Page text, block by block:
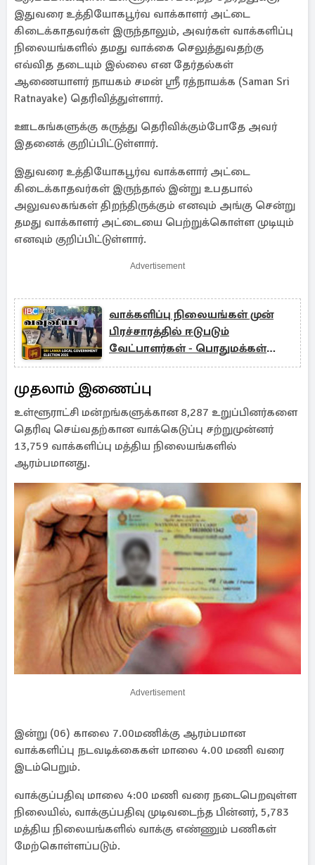
இதுவரை உத்தியோகபூர்வ வாக்காளர் அட்டை
கிடைக்காதவர்கள் இருந்தாலும், அவர்கள் வாக்களிப்பு
நிலையங்களில் தமது வாக்கை செலுத்துவதற்கு
எவ்வித தடையும் இல்லை என தேர்தல்கள்
ஆணையாளர் நாயகம் சமன் ஸ்ரீ ரத்நாயக்க (Saman Sri
Ratnayake) தெரிவித்துள்ளார்.
ஊடகங்களுக்கு கருத்து தெரிவிக்கும்போதே அவர்
இதனைக் குறிப்பிட்டுள்ளார்.
இதுவரை உத்தியோகபூர்வ வாக்களார் அட்டை
கிடைக்காதவர்கள் இருந்தால் இன்று உபதபால்
அலுவலகங்கள் திறந்திருக்கும் எனவும் அங்கு சென்று
தமது வாக்காளர் அட்டையை பெற்றுக்கொள்ள முடியும்
எனவும் குறிப்பிட்டுள்ளார்.
Advertisement
வாக்களிப்பு நிலையங்கள் முன்
பிரச்சாரத்தில் ஈடுபடும்
வேட்பாளர்கள் - பொதுமக்கள்
விசனம்
முதலாம் இணைப்பு
உள்ளூராட்சி மன்றங்களுக்கான 8,287 உறுப்பினர்களை
தெரிவு செய்வதற்கான வாக்கெடுப்பு சற்றுமுன்னர்
13,759 வாக்களிப்பு மத்திய நிலையங்களில்
ஆரம்பமானது.
Advertisement
இன்று (06) காலை 7.00மணிக்கு ஆரம்பமான
வாக்களிப்பு நடவடிக்கைகள் மாலை 4.00 மணி வரை
இடம்பெறும்.
வாக்குப்பதிவு மாலை 4:00 மணி வரை நடைபெறவுள்ள
நிலையில், வாக்குப்பதிவு முடிவடைந்த பின்னர், 5,783
மத்திய நிலையங்களில் வாக்கு எண்ணும் பணிகள்
மேற்கொள்ளப்படும்.